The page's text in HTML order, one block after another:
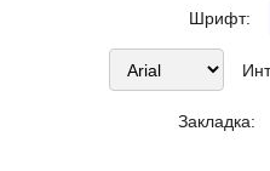
Шрифт:
Закладка: